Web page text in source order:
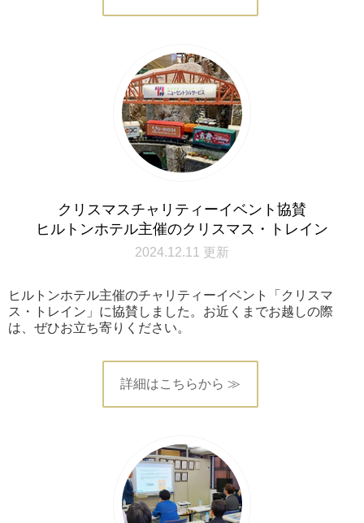
クリスマスチャリティーイベント協賛
ヒルトンホテル主催のクリスマス・トレイン
2024.12.11 更新
ヒルトンホテル主催のチャリティーイベント「クリスマ
ス・トレイン」に協賛しました。お近くまでお越しの際
は、ぜひお立ち寄りください。
詳細はこちらから ≫